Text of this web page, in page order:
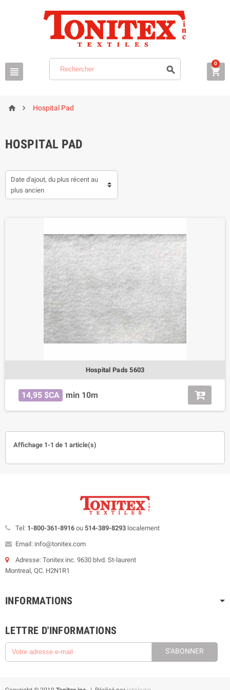
  
0
  Hospital Pad
HOSPITAL PAD
Date d'ajout, du plus récent au
plus ancien
Hospital Pads 5603
14,95 $CA min 10m
Affichage 1-1 de 1 article(s)
Tel: 1-800-361-8916 ou 514-389-8293 localement
Email: info@tonitex.com
Adresse: Tonitex inc. 9630 blvd. St-laurent
Montreal, QC. H2N1R1
INFORMATIONS
LETTRE D'INFORMATIONS
S’ABONNER